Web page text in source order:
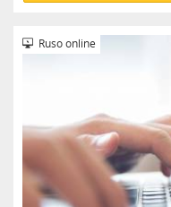
Ruso online